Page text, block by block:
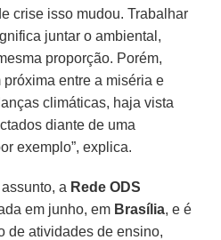
crise isso mudou. Trabalhar
juntar o ambiental,
proporção. Porém,
entre a miséria e
climáticas, haja vista
diante de uma
exemplo”, explica.
a Rede ODS
em junho, em Brasília, e é
de atividades de ensino,